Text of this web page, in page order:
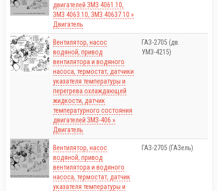
двигателей ЗМЗ 4061.10,
ЗМЗ 4063.10, ЗМЗ 40637.10 »
Двигатель
Вентилятор, насос
водяной, привод
вентилятора и водяного
насоса, термостат, датчики
указателя температуры и
перегрева охлаждающей
жидкости, датчик
температурного состояния
двигателей ЗМЗ-406 »
Двигатель
ГАЗ-2705 (дв.
УМЗ-4215)
Вентилятор, насос
водяной, привод
вентилятора и водяного
насоса, термостат, датчик
указателя температуры и
ГАЗ-2705 (ГАЗель)